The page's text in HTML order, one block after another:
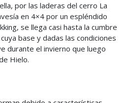
por las laderas del cerro La
en 4×4 por un espléndido
se llega casi hasta la cumbre
base y dadas las condiciones
durante el invierno que luego
Hielo.